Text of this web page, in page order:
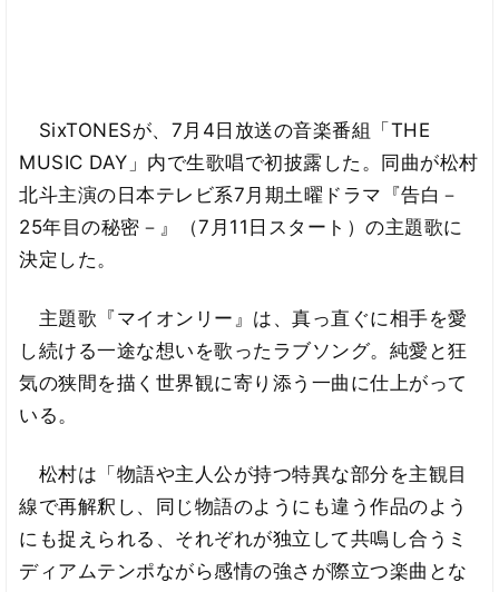
SixTONESが、7月4日放送の音楽番組「THE
MUSIC DAY」内で生歌唱で初披露した。同曲が松村
北斗主演の日本テレビ系7月期土曜ドラマ『告白－
25年目の秘密－』（7月11日スタート）の主題歌に
決定した。
主題歌『マイオンリー』は、真っ直ぐに相手を愛
し続ける一途な想いを歌ったラブソング。純愛と狂
気の狭間を描く世界観に寄り添う一曲に仕上がって
いる。
松村は「物語や主人公が持つ特異な部分を主観目
線で再解釈し、同じ物語のようにも違う作品のよう
にも捉えられる、それぞれが独立して共鳴し合うミ
ディアムテンポながら感情の強さが際立つ楽曲とな